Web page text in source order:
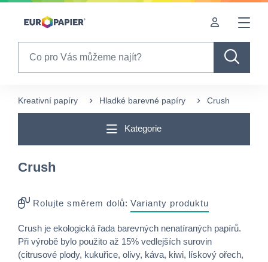
Table Of Content
Kreativní papíry Hladké barevné papíry Crush
Kategorie
Crush
Rolujte směrem dolů: Varianty produktu
Crush je ekologická řada barevných nenatíraných papírů.
Při výrobě bylo použito až 15% vedlejších surovin
(citrusové plody, kukuřice, olivy, káva, kiwi, lískový ořech,